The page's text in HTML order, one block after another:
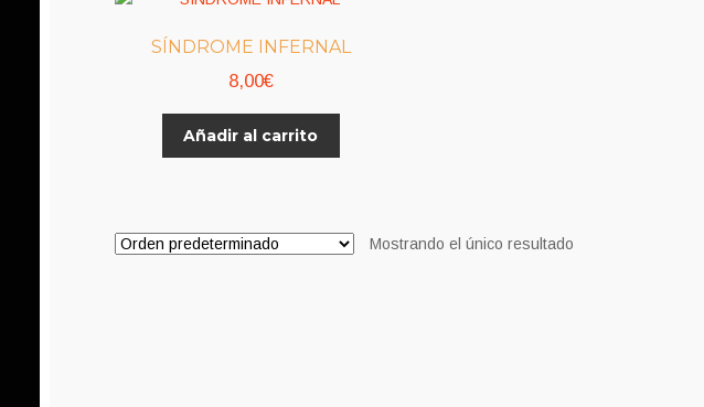
SÍNDROME INFERNAL
8,00€
Añadir al carrito
Mostrando el único resultado